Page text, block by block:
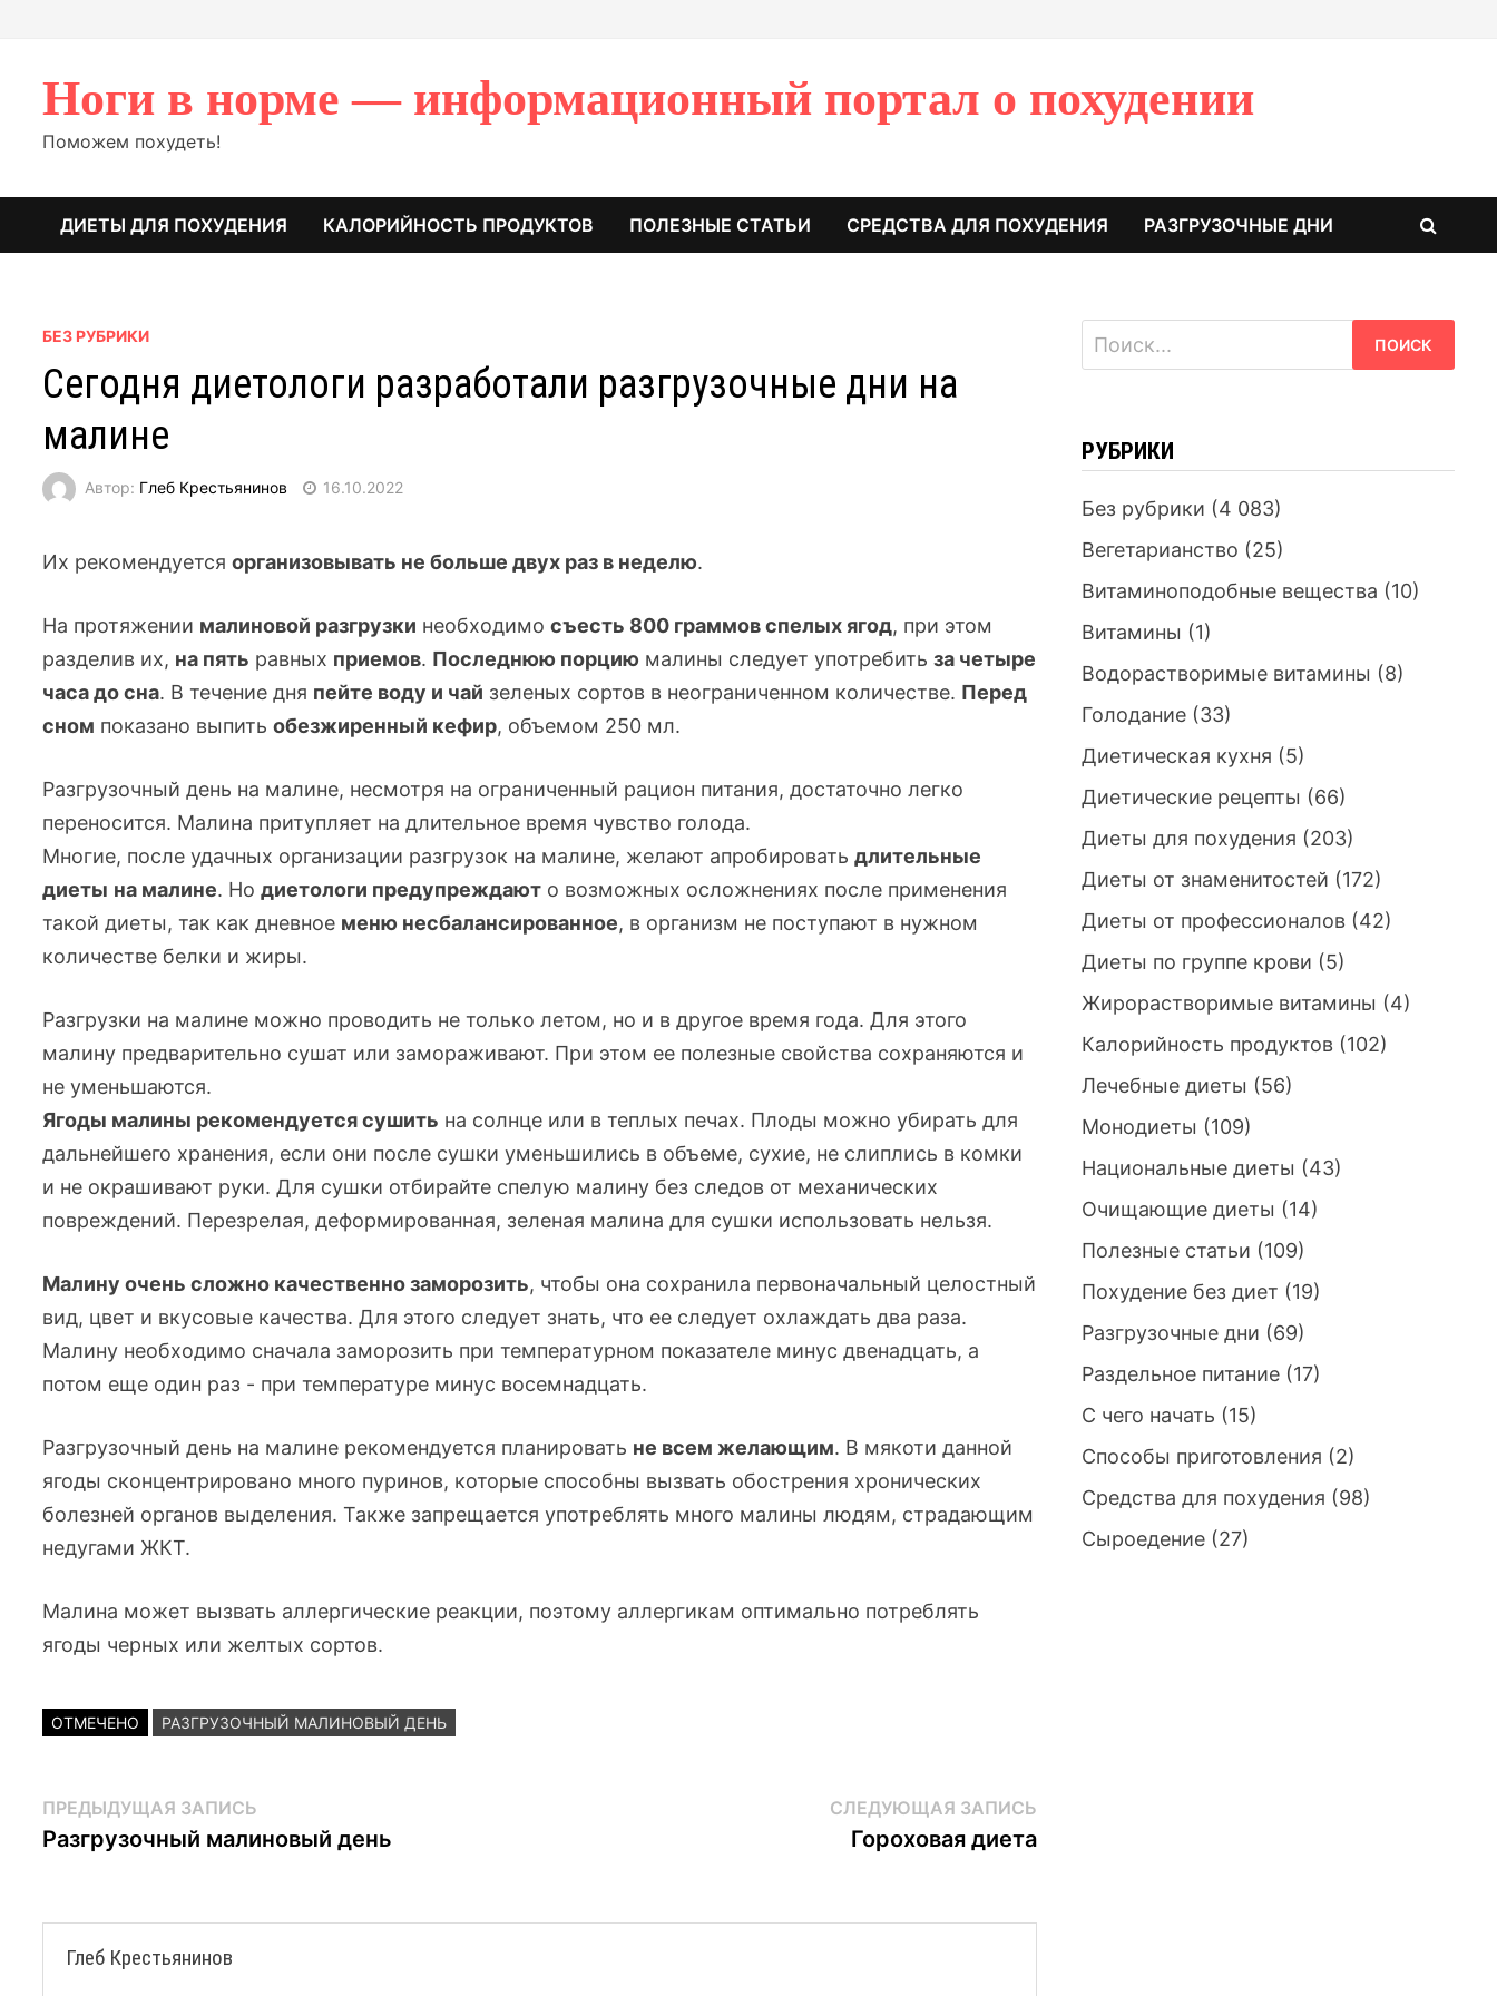
Ноги в норме — информационный портал о похудении
Поможем похудеть!
ДИЕТЫ ДЛЯ ПОХУДЕНИЯ КАЛОРИЙНОСТЬ ПРОДУКТОВ ПОЛЕЗНЫЕ СТАТЬИ СРЕДСТВА ДЛЯ ПОХУДЕНИЯ РАЗГРУЗОЧНЫЕ ДНИ
БЕЗ РУБРИКИ
Сегодня диетологи разработали разгрузочные дни на
малине
Автор: Глеб Крестьянинов 16.10.2022
Их рекомендуетсяорганизовывать не больше двух раз в неделю.
На протяжении малиновой разгрузки необходимосъесть 800 граммов спелых ягод, при этом
разделив их, на пять равных приемов. Последнюю порцию малины следует употребитьза четыре
часа до сна. В течение дня пейте воду и чай зеленых сортов в неограниченном количестве. Перед
сном показано выпитьобезжиренный кефир, объемом 250 мл.
Разгрузочный день на малине, несмотря на ограниченный рацион питания, достаточно легко
переносится. Малина притупляет на длительное время чувство голода.
Многие, после удачных организации разгрузок на малине, желают апробироватьдлительные
диеты на малине. Нодиетологи предупреждают о возможных осложнениях после применения
такой диеты, так как дневное меню несбалансированное, в организм не поступают в нужном
количестве белки и жиры.
Разгрузки на малине можно проводить не только летом, но и в другое время года. Для этого
малину предварительно сушат или замораживают. При этом ее полезные свойства сохраняются и
не уменьшаются.
Ягоды малины рекомендуется сушить на солнце или в теплых печах. Плоды можно убирать для
дальнейшего хранения, если они после сушки уменьшились в объеме, сухие, не слиплись в комки
и не окрашивают руки. Для сушки отбирайте спелую малину без следов от механических
повреждений. Перезрелая, деформированная, зеленая малина для сушки использовать нельзя.
Малину очень сложно качественно заморозить, чтобы она сохранила первоначальный целостный
вид, цвет и вкусовые качества. Для этого следует знать, что ее следует охлаждать два раза.
Малину необходимо сначала заморозить при температурном показателе минус двенадцать, а
потом еще один раз - при температуре минус восемнадцать.
Разгрузочный день на малине рекомендуется планировать не всем желающим. В мякоти данной
ягоды сконцентрировано много пуринов, которые способны вызвать обострения хронических
болезней органов выделения. Также запрещается употреблять много малины людям, страдающим
недугами ЖКТ.
Малина может вызвать аллергические реакции, поэтому аллергикам оптимально потреблять
ягоды черных или желтых сортов.
ОТМЕЧЕНО РАЗГРУЗОЧНЫЙ МАЛИНОВЫЙ ДЕНЬ
Навигация
по
ПРЕДЫДУЩАЯ ЗАПИСЬ
запись:
Разгрузочный малиновый день
СЛЕДУЮЩАЯ ЗАПИСЬСледующая
запись:
Гороховая диета
Глеб Крестьянинов
Найти:
РУБРИКИ
Без рубрики (4 083)
Вегетарианство (25)
Витаминоподобные вещества (10)
Витамины (1)
Водорастворимые витамины (8)
Голодание(33)
Диетическая кухня (5)
Диетические рецепты (66)
Диеты для похудения (203)
Диеты от знаменитостей (172)
Диеты от профессионалов(42)
Диеты по группе крови (5)
Жирорастворимые витамины (4)
Калорийность продуктов(102)
Лечебные диеты (56)
Монодиеты (109)
Национальные диеты (43)
Очищающие диеты (14)
Полезные статьи (109)
Похудение без диет (19)
Разгрузочные дни (69)
Раздельное питание(17)
С чего начать (15)
Способы приготовления (2)
Средства для похудения (98)
Сыроедение(27)